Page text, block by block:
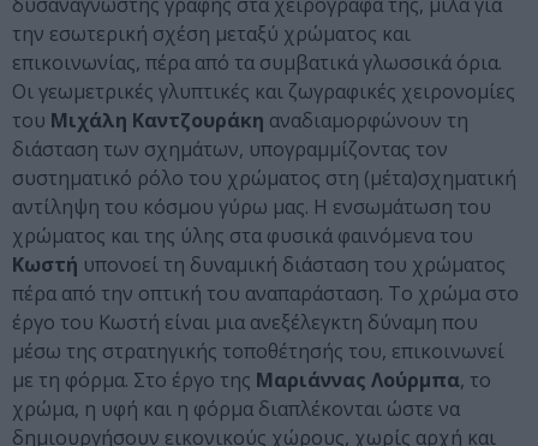
την εσωτερική σχέση μεταξύ χρώματος και
επικοινωνίας, πέρα από τα συμβατικά γλωσσικά όρια.
Οι γεωμετρικές γλυπτικές και ζωγραφικές χειρονομίες
του Μιχάλη Καντζουράκη αναδιαμορφώνουν τη
διάσταση των σχημάτων, υπογραμμίζοντας τον
συστηματικό ρόλο του χρώματος στη (μέτα)σχηματική
αντίληψη του κόσμου γύρω μας. Η ενσωμάτωση του
χρώματος και της ύλης στα φυσικά φαινόμενα του
Κωστή υπονοεί τη δυναμική διάσταση του χρώματος
πέρα από την οπτική του αναπαράσταση. Το χρώμα στο
έργο του Κωστή είναι μια ανεξέλεγκτη δύναμη που
μέσω της στρατηγικής τοποθέτησής του, επικοινωνεί
με τη φόρμα. Στο έργο της Μαριάννας Λούρμπα, το
χρώμα, η υφή και η φόρμα διαπλέκονται ώστε να
δημιουργήσουν εικονικούς χώρους, χωρίς αρχή και